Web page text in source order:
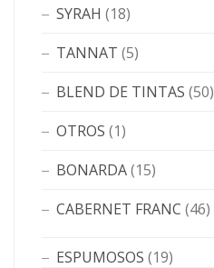
SYRAH (18)
TANNAT (5)
BLEND DE TINTAS (50)
OTROS (1)
BONARDA(15)
CABERNET FRANC (46)
ESPUMOSOS (19)